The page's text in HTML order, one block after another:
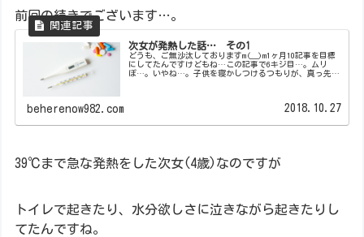
前回の続きでございます…。
次女が発熱した話… その1
どうも、ご無沙汰しておりますm(__)m1ヶ月10記事を目標
にしてたんですけどもね…この記事で6キジ目…。ムリ
ぽ…。いやね…。子供を寝かしつけるつもりが、真っ先に
beherenow982.com 2018.10.27
39℃まで急な発熱をした次女(4歳)なのですが
トイレで起きたり、水分欲しさに泣きながら起きたりし
てたんですね。